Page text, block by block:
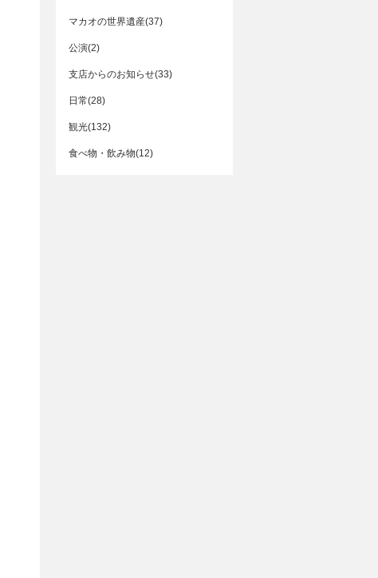
マカオの世界遺産(37)
公演(2)
支店からのお知らせ(33)
日常(28)
観光(132)
食べ物・飲み物(12)